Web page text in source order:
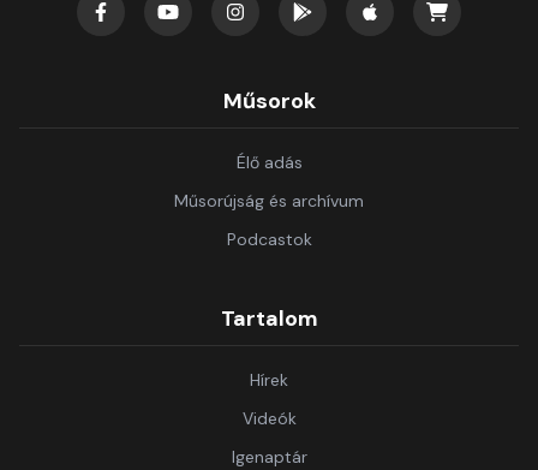
Műsorok
Élő adás
Műsorújság és archívum
Podcastok
Tartalom
Hírek
Videók
Igenaptár